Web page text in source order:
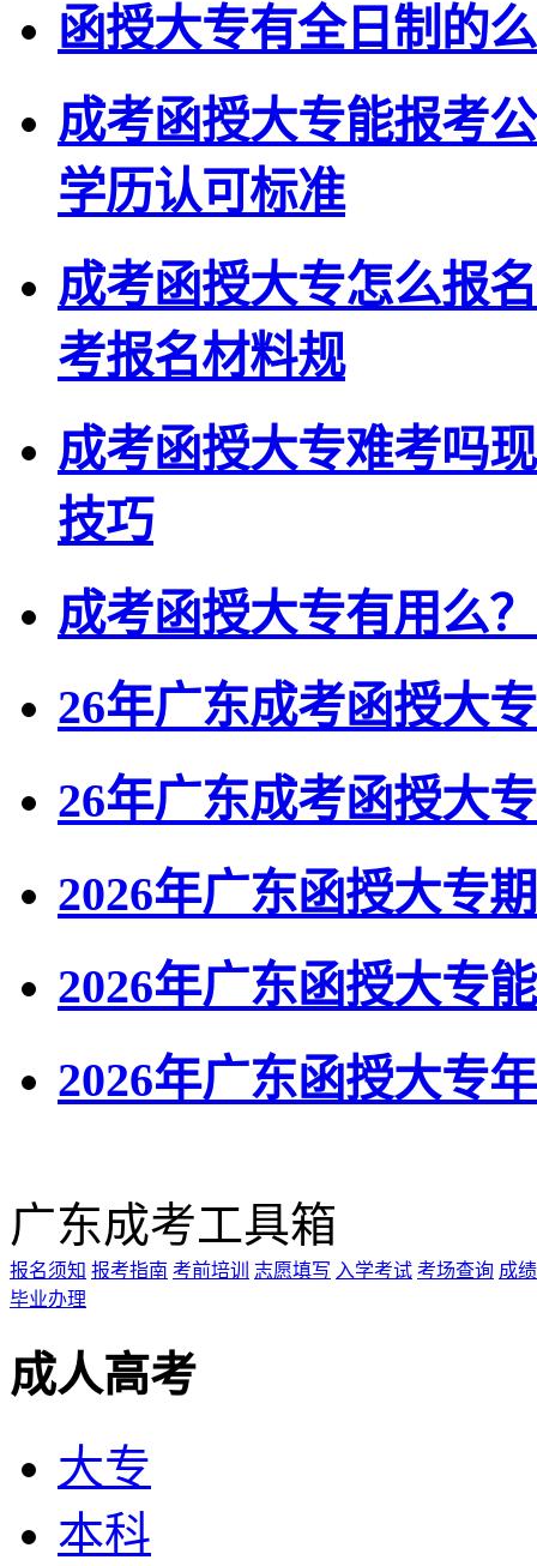
函授大专有全日制的
成考函授大专能报考
学历认可标准
成考函授大专怎么报
考报名材料规
成考函授大专难考吗
技巧
成考函授大专有用么
26年广东成考函授大
26年广东成考函授大
2026年广东函授大专
2026年广东函授大专
2026年广东函授大专
广东成考工具箱
报名须知 报考指南 考前培训 志愿填写 入学考试 考场查询 成
毕业办理
成人高考
大专
本科